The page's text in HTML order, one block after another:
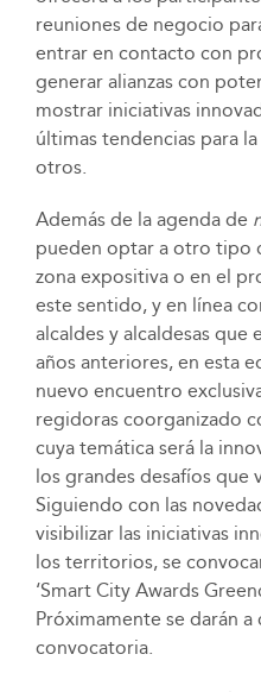
reuniones de negocio
entrar en contacto con
generar alianzas con
mostrar iniciativas
últimas tendencias para
otros.
Además de la agenda de
pueden optar a otro tipo
zona expositiva o en el
este sentido, y en línea
alcaldes y alcaldesas que
años anteriores, en esta
nuevo encuentro
regidoras coorganizado
cuya temática será la
los grandes desafíos que
Siguiendo con las
visibilizar las iniciativas
los territorios, se
‘Smart City Awards
Próximamente se darán
convocatoria.